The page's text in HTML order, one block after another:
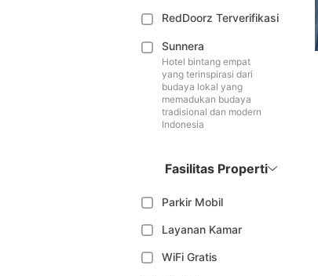
RedDoorz Terverifikasi
Sunnera
Hotel bintang empat
yang terinspirasi dari
budaya lokal yang
memadukan budaya
tradisional dan modern
Indonesia
Fasilitas Properti
Parkir Mobil
Layanan Kamar
WiFi Gratis